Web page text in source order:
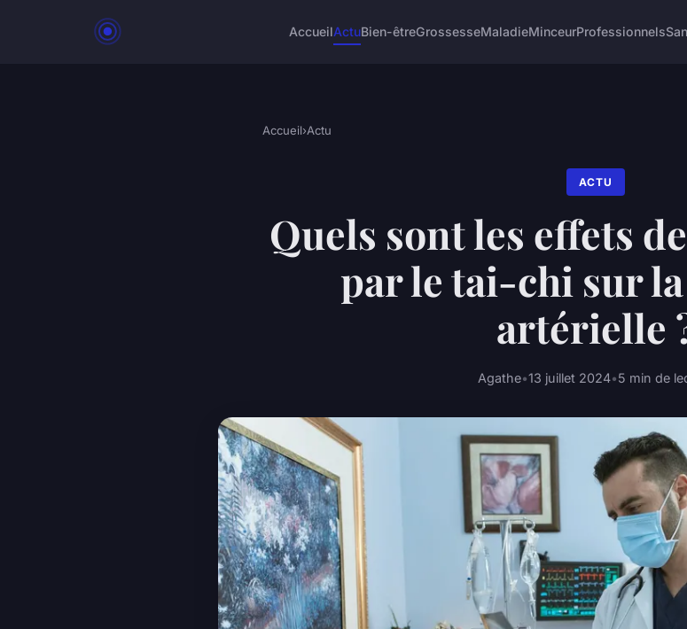
AccueilActuBien-êtreGrossesseMaladieMinceurProfessionnels
Accueil›Actu
ACTU
Quels sont les effets
par le tai-chi sur
artérielle
Agathe•13 juillet 2024•5 min de